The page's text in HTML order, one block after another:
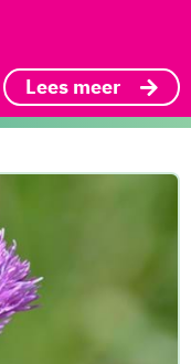
Lees meer